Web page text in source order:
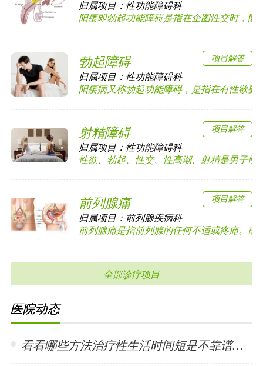
归属项目： 性功能障碍科
阳痿即勃起功能障碍是指在企图性交时，阴
勃起障碍
归属项目： 性功能障碍科
阳痿病又称勃起功能障碍，是指在有性欲要
项目解答
射精障碍
归属项目： 性功能障碍科
性欲、勃起、性交、性高潮、射精是男子性
项目解答
前列腺痛
归属项目： 前列腺疾病科
前列腺痛是指前列腺的任何不适或疼痛。前
项目解答
全部诊疗项目
医院动态
看看哪些方法治疗性生活时间短是不靠谱的? •「 2024-01-15 」